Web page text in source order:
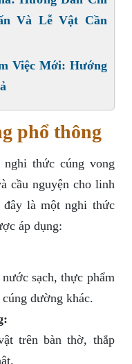
Và Lễ Vật Cần
Việc Mới: Hướng
phổ thông
nghi thức cúng vong
cầu nguyện cho linh
là một nghi thức
áp dụng:
sạch, thực phẩm
dường khác.
trên bàn thờ, thắp